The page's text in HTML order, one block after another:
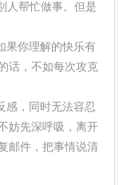
人帮忙做事。但是
果你理解的快乐有
话，不如每次攻克
感，同时无法容忍
妨先深呼吸，离开
邮件，把事情说清